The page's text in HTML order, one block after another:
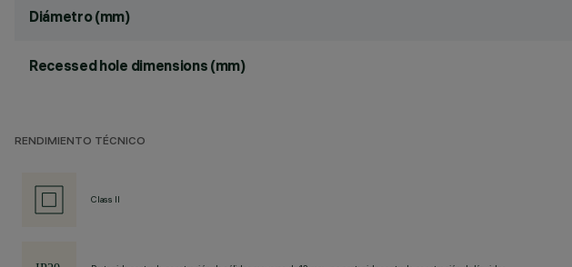
Diámetro (mm)
Recessed hole dimensions (mm)
RENDIMIENTO TÉCNICO
Class II